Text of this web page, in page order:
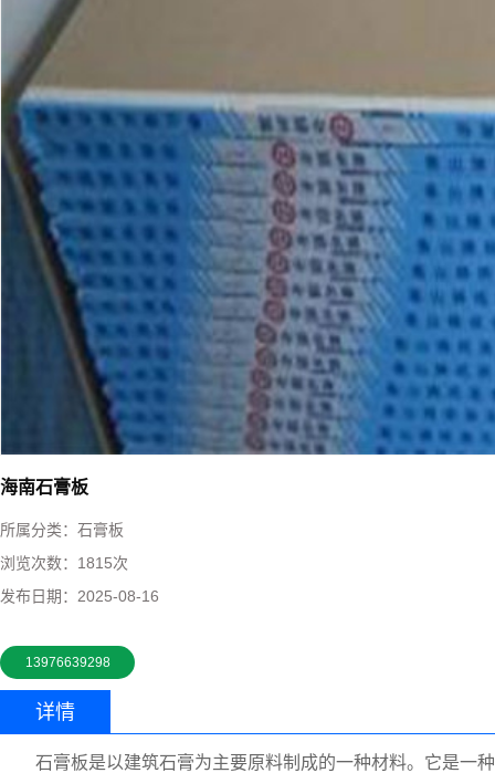
海南石膏板
所属分类： 石膏板
浏览次数： 1815次
发布日期： 2025-08-16
13976639298
详情
石膏板是以建筑石膏为主要原料制成的一种材料。它是一